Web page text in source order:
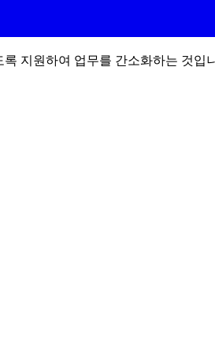
지원하여 업무를 간소화하는 것입